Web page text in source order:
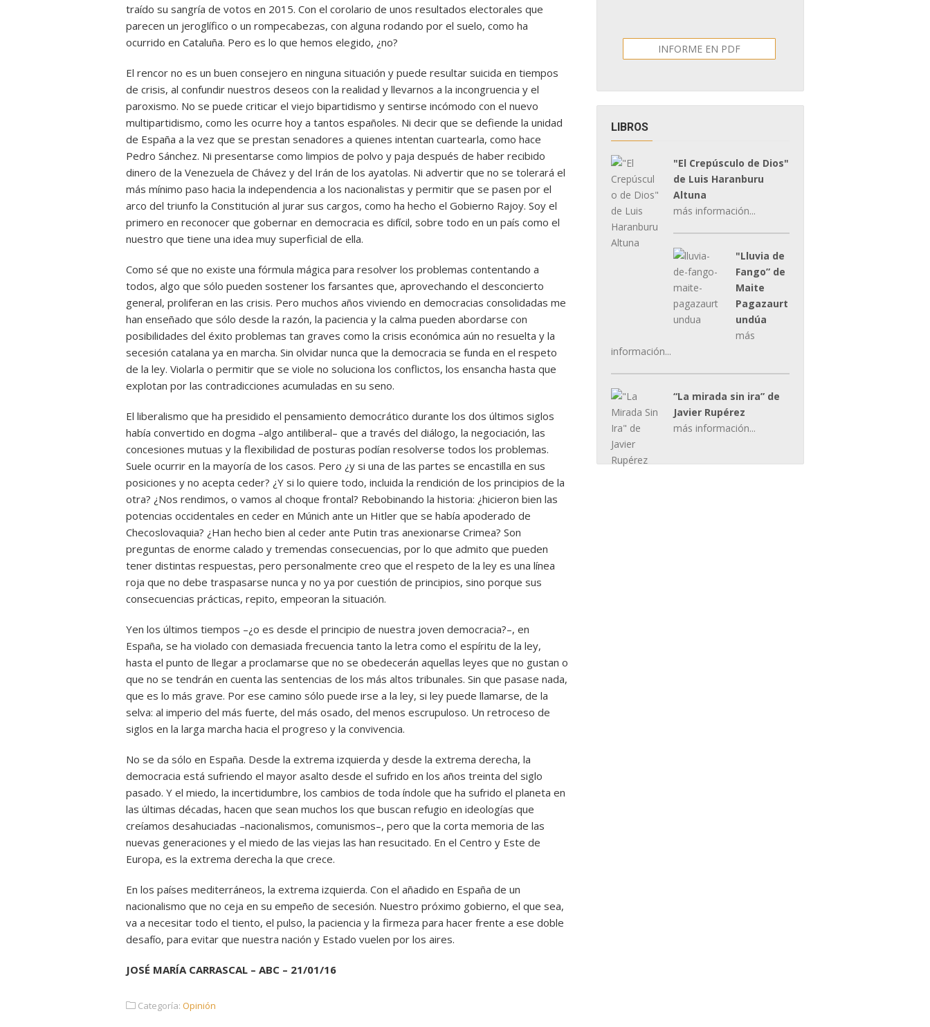
traído su sangría de votos en 2015. Con el corolario de unos resultados electorales que
parecen un jeroglífico o un rompecabezas, con alguna rodando por el suelo, como ha
ocurrido en Cataluña. Pero es lo que hemos elegido, ¿no?
El rencor no es un buen consejero en ninguna situación y puede resultar suicida en tiempos
de crisis, al confundir nuestros deseos con la realidad y llevarnos a la incongruencia y el
paroxismo. No se puede criticar el viejo bipartidismo y sentirse incómodo con el nuevo
multipartidismo, como les ocurre hoy a tantos españoles. Ni decir que se defiende la unidad
de España a la vez que se prestan senadores a quienes intentan cuartearla, como hace
Pedro Sánchez. Ni presentarse como limpios de polvo y paja después de haber recibido
dinero de la Venezuela de Chávez y del Irán de los ayatolas. Ni advertir que no se tolerará el
más mínimo paso hacia la independencia a los nacionalistas y permitir que se pasen por el
arco del triunfo la Constitución al jurar sus cargos, como ha hecho el Gobierno Rajoy. Soy el
primero en reconocer que gobernar en democracia es difícil, sobre todo en un país como el
nuestro que tiene una idea muy superficial de ella.
Como sé que no existe una fórmula mágica para resolver los problemas contentando a
todos, algo que sólo pueden sostener los farsantes que, aprovechando el desconcierto
general, proliferan en las crisis. Pero muchos años viviendo en democracias consolidadas me
han enseñado que sólo desde la razón, la paciencia y la calma pueden abordarse con
posibilidades del éxito problemas tan graves como la crisis económica aún no resuelta y la
secesión catalana ya en marcha. Sin olvidar nunca que la democracia se funda en el respeto
de la ley. Violarla o permitir que se viole no soluciona los conflictos, los ensancha hasta que
explotan por las contradicciones acumuladas en su seno.
El liberalismo que ha presidido el pensamiento democrático durante los dos últimos siglos
había convertido en dogma –algo antiliberal– que a través del diálogo, la negociación, las
concesiones mutuas y la flexibilidad de posturas podían resolverse todos los problemas.
Suele ocurrir en la mayoría de los casos. Pero ¿y si una de las partes se encastilla en sus
posiciones y no acepta ceder? ¿Y si lo quiere todo, incluida la rendición de los principios de la
otra? ¿Nos rendimos, o vamos al choque frontal? Rebobinando la historia: ¿hicieron bien las
potencias occidentales en ceder en Múnich ante un Hitler que se había apoderado de
Checoslovaquia? ¿Han hecho bien al ceder ante Putin tras anexionarse Crimea? Son
preguntas de enorme calado y tremendas consecuencias, por lo que admito que pueden
tener distintas respuestas, pero personalmente creo que el respeto de la ley es una línea
roja que no debe traspasarse nunca y no ya por cuestión de principios, sino porque sus
consecuencias prácticas, repito, empeoran la situación.
Yen los últimos tiempos –¿o es desde el principio de nuestra joven democracia?–, en
España, se ha violado con demasiada frecuencia tanto la letra como el espíritu de la ley,
hasta el punto de llegar a proclamarse que no se obedecerán aquellas leyes que no gustan o
que no se tendrán en cuenta las sentencias de los más altos tribunales. Sin que pasase nada,
que es lo más grave. Por ese camino sólo puede irse a la ley, si ley puede llamarse, de la
selva: al imperio del más fuerte, del más osado, del menos escrupuloso. Un retroceso de
siglos en la larga marcha hacia el progreso y la convivencia.
No se da sólo en España. Desde la extrema izquierda y desde la extrema derecha, la
democracia está sufriendo el mayor asalto desde el sufrido en los años treinta del siglo
pasado. Y el miedo, la incertidumbre, los cambios de toda índole que ha sufrido el planeta en
las últimas décadas, hacen que sean muchos los que buscan refugio en ideologías que
creíamos desahuciadas –nacionalismos, comunismos–, pero que la corta memoria de las
nuevas generaciones y el miedo de las viejas las han resucitado. En el Centro y Este de
Europa, es la extrema derecha la que crece.
En los países mediterráneos, la extrema izquierda. Con el añadido en España de un
nacionalismo que no ceja en su empeño de secesión. Nuestro próximo gobierno, el que sea,
va a necesitar todo el tiento, el pulso, la paciencia y la firmeza para hacer frente a ese doble
desafío, para evitar que nuestra nación y Estado vuelen por los aires.
JOSÉ MARÍA CARRASCAL – ABC – 21/01/16
Categoría: Opinión
INFORME EN PDF
LIBROS
"El Crepúsculo de Dios"
de Luis Haranburu
Altuna
más información...
"Lluvia de
Fango” de
Maite
Pagazaurt
undúa
más
información...
“La mirada sin ira” de
Javier Rupérez
más información...